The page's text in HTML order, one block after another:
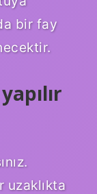
bir fay
uzaklıkta